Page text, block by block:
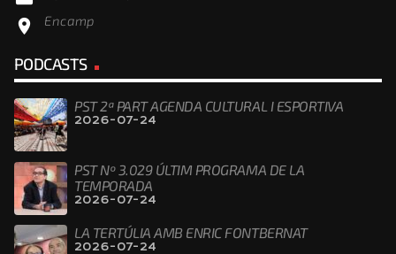
location_on Encamp
PODCASTS
PST 2ª PART AGENDA CULTURAL I ESPORTIVA
2026-07-24
PST Nº 3.029 ÚLTIM PROGRAMA DE LA
TEMPORADA
2026-07-24
LA TERTÚLIA AMB ENRIC FONTBERNAT
2026-07-24